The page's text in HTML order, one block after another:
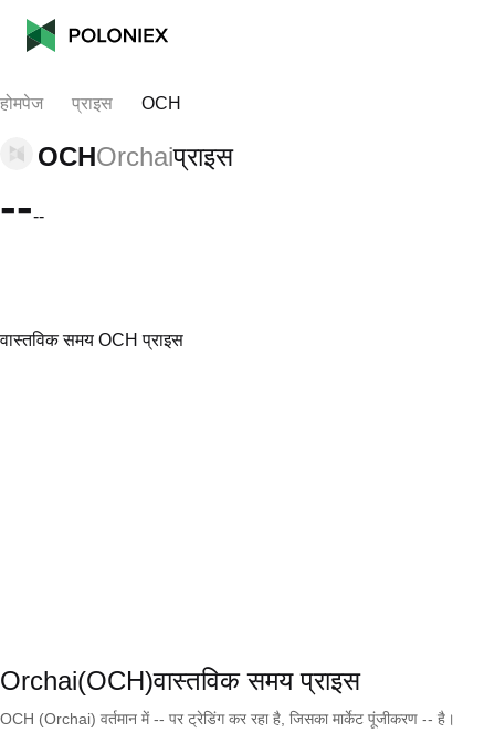
होमपेज प्राइस OCH
OCHOrchaiप्राइस
----
वास्तविक समय OCH प्राइस
Orchai(OCH)वास्तविक समय प्राइस
OCH (Orchai) वर्तमान में -- पर ट्रेडिंग कर रहा है, जिसका मार्केट पूंजीकरण -- है।